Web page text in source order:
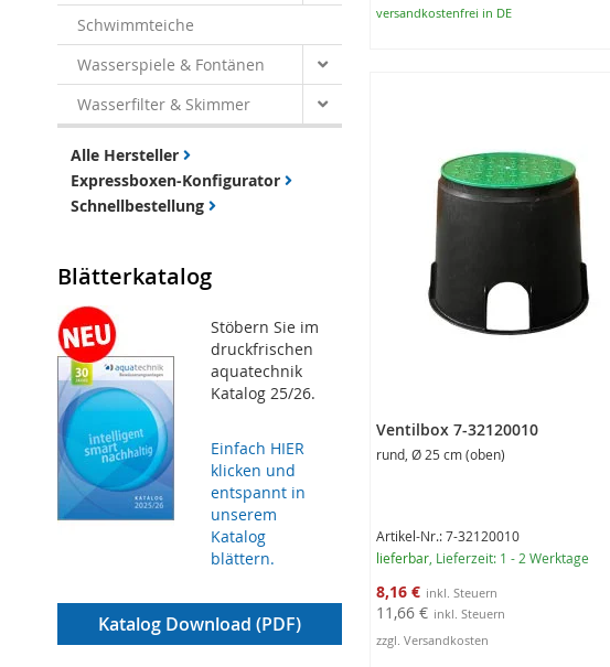
versandkostenfrei in DE
Ventilbox 7-32120010
rund, Ø 25 cm (oben)
Artikel-Nr.: 7-32120010
lieferbar , Lieferzeit: 1 - 2 Werktage
Sonderangebot
8,16 €
11,66 €
zzgl. Versandkosten
Schwimmteiche
Wasserspiele & Fontänen
Wasserfilter & Skimmer
Alle Hersteller
Expressboxen-Konfigurator
Schnellbestellung
Blätterkatalog
Stöbern Sie im
druckfrischen
aquatechnik
Katalog 25/26.
Einfach HIER
klicken und
entspannt in
unserem
Katalog
blättern.
Katalog Download (PDF)